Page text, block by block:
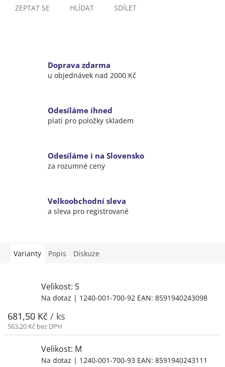
ZEPTAT SE HLÍDAT SDÍLET
Doprava zdarma
u objednávek nad 2000 Kč
Odesíláme ihned
platí pro položky skladem
Odesíláme i na Slovensko
za rozumné ceny
Velkoobchodní sleva
a sleva pro registrované
Varianty Popis Diskuze
Velikost: S
Na dotaz | 1240-001-700-92 EAN: 8591940243098
681,50 Kč / ks
563,20 Kč bez DPH
Velikost: M
Na dotaz | 1240-001-700-93 EAN: 8591940243111